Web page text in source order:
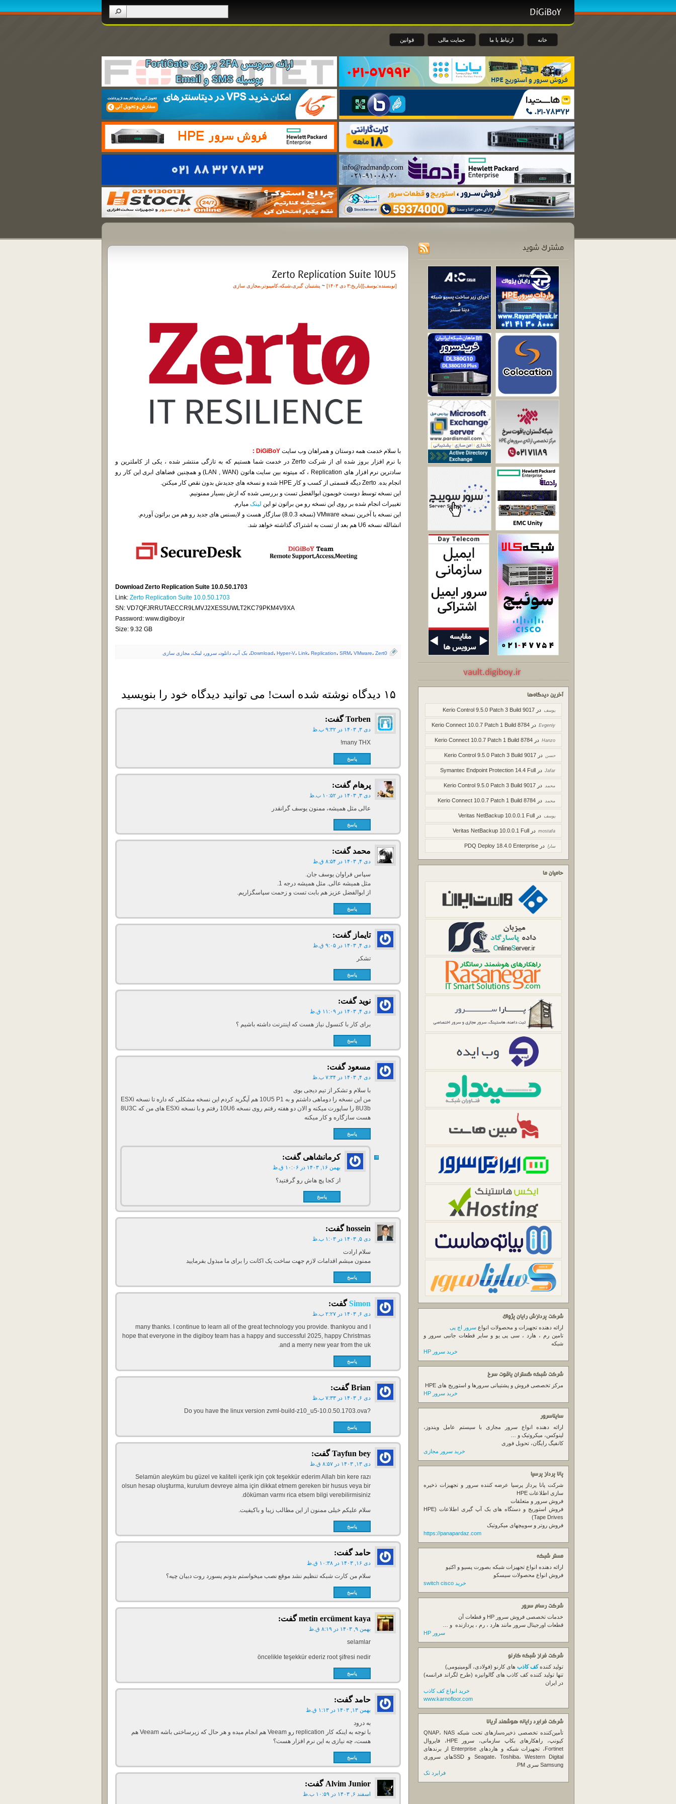
خانه ارتباط با ما حمایت مالی قوانین
آخرین دیدگاه‌ها
یوسف در Kerio Control 9.5.0 Patch 3 Build 9017
Evgeniy در Kerio Connect 10.0.7 Patch 1 Build 8784
Hanzo در Kerio Connect 10.0.7 Patch 1 Build 8784
حسن در Kerio Control 9.5.0 Patch 3 Build 9017
Jafar در Symantec Endpoint Protection 14.4 Full
محمد در Kerio Control 9.5.0 Patch 3 Build 9017
محمد در Kerio Connect 10.0.7 Patch 1 Build 8784
یوسف در Veritas NetBackup 10.0.0.1 Full
mostafa در Veritas NetBackup 10.0.0.1 Full
سارا در PDQ Deploy 18.4.0 Enterprise
حامیان ما
شرکت پردازش رایان پژواک
ارائه دهنده تجهیزات و محصولات انواع سرور اچ پی
تامین رم ، هارد ، سی پی یو و سایر قطعات جانبی سرور و
شبکه
خرید سرور HP
شرکت شبکه گستران یاقوت سرخ
مرکز تخصصی فروش و پشتیبانی سرورها و استوریج های HPE
خرید سرور HP
سایناسرور
ارائه دهنده انواع سرور مجازی با سیستم عامل ویندوز،
لینوکس، میکروتیک و …
کانفیگ رایگان، تحویل فوری
خرید سرور مجازی
پانا پرداز پرسیا
شرکت پانا پرداز پرسیا عرضه کننده سرور و تجهیزات ذخیره
سازی اطلاعات HPE
فروش سرور و متعلقات
فروش استوریج و دستگاه های بک آپ گیری اطلاعات (HPE
Tape Drives)
فروش روتر و سوییچهای میکروتیک
https://panapardaz.com
مستر شبکه
ارائه دهنده انواع تجهیزات شبکه بصورت پسیو و اکتیو
فروش انواع محصولات سیسکو
خرید switch cisco
شرکت رسام سرور
خدمات تخصصی فروش سرور
قطعات اورجینال سرور مانند هارد ، رم ، پردازنده و …
سرور HP
شرکت فراز شبکه کارنو
تولید کنندهکف کاذب های کارنو (فولادی، آلومینیومی)
تنها تولید کننده کف کاذب های گالوانیزه (طرح لگراند فرانسه)
در ایران
خرید انواع کف کاذب
www.karnofloor.com
شرکت فرابرد رایانه هوشمند آریانا
تأمین‌کننده تخصصی ذخیره‌سازهای تحت شبکه QNAP، NAS
کیونپ، راهکارهای بکاپ سازمانی، سرور HPE، فایروال
Fortinet، تجهیزات شبکه و هاردهای Enterprise از برندهای
Seagate، Toshiba، Western Digital و SSDهای سروری
Samsung سری PM.
فرابرد تک
[نویسنده:یوسف][تاريخ:۳ دی ۱۴۰۳] ~ پشتیبان گیری،شبکه،کامپیوتر ،مجازی سازی
با سلام خدمت همه دوستان و همراهان وب سایت DiGiBoY :
با نرم افزار بروز شده ای از شرکت Zerto در خدمت شما هستیم که به تازگی منتشر شده ، یکی از کاملترین و
سادترین نرم افزار های Replication ، که میتونه بین سایت هاتون (LAN , WAN) و همچنین فضاهای ابری این کار رو
انجام بده. Zerto دیگه قسمتی از کسب و کار HPE شده و نسخه های جدیدش بدون نقص کار میکنن.
این نسخه توسط دوست خوبمون ابوالفضل تست و بررسی شده که ازش بسیار ممنونیم.
تغییرات انجام شده بر روی این نسخه رو من براتون تو این لینک میارم.
این نسخه با آخرین نسخه VMware (نسخه 8.0.3) سازگار هست و لایسنس های جدید رو هم من براتون آوردم.
انشالله نسخه U6 هم بعد از تست به اشتراک گذاشته خواهد شد.
Download Zerto Replication Suite 10.0.50.1703
Link: Zerto Replication Suite 10.0.50.1703
SN: VD7QFJRRUTAECCR9LMVJ2XESSUWLT2KC79PKM4V9XA
Password: www.digiboy.ir
Size: 9.32 GB
Download، Hyper-V، Link، Replication، SRM، VMware، Zert0 ، بک آپ، دانلود، سرور ، لینک، مجازی سازی
۱۵ دیدگاه نوشته شده است! می توانید دیدگاه خود را بنویسید
Torben گفت:
دی ۳, ۱۴۰۳ در ۹:۳۲ ب.ظ
many THX!
پاسخ
پرهام گفت:
دی ۳, ۱۴۰۳ در ۱۰:۵۲ ب.ظ
عالی مثل همیشه، ممنون یوسف گرانقدر
پاسخ
محمد گفت:
دی ۴, ۱۴۰۳ در ۸:۵۴ ق.ظ
سپاس فراوان یوسف جان.
مثل همیشه عالی. مثل همیشه درجه 1.
از ابوالفضل عزیز هم بابت تست و زحمت سپاسگزاریم.
پاسخ
تایماز گفت:
دی ۴, ۱۴۰۳ در ۹:۰۵ ق.ظ
تشکر
پاسخ
نوید گفت:
دی ۴, ۱۴۰۳ در ۱۱:۰۹ ق.ظ
برای کار با کنسول نیاز هست که اینترنت داشته باشیم ؟
پاسخ
مسعود گفت:
دی ۴, ۱۴۰۳ در ۷:۳۴ ب.ظ
با سلام و تشکر از تیم دیجی بوی
من این نسخه را دوماهی داشتم و به 10U5 P1 هم آپگرید کردم این نسخه مشکلی که داره تا نسخه ESXi
8U3b را ساپورت میکنه و الان دو هفته رفتم روی نسخه 10U6 رفتم و با نسخه ESXi های من که 8U3C
هست سازگاره و کار میکنه
پاسخ
کرمانشاهی گفت:
بهمن ۱۶, ۱۴۰۳ در ۱۰:۰۶ ق.ظ
از کجا پچ هاش رو گرفتید؟
پاسخ
hossein گفت:
دی ۵, ۱۴۰۳ در ۱:۰۳ ب.ظ
سلام ارادت
ممنون میشم اقدامات لازم جهت ساخت یک اکانت را برای ما مبذول بفرمایید
پاسخ
Simon گفت:
دی ۶, ۱۴۰۳ در ۲:۲۷ ب.ظ
many thanks. I continue to learn all of the great technology you provide. thankyou and I
hope that everyone in the digiboy team has a happy and successful 2025, happy Christmas
and a merry new year from the uk.
پاسخ
Brian گفت:
دی ۶, ۱۴۰۳ در ۷:۳۳ ب.ظ
?Do you have the linux version zvml-build-z10_u5-10.0.50.1703.ova
پاسخ
Tayfun bey گفت:
دی ۱۳, ۱۴۰۳ در ۸:۵۷ ق.ظ
Selamün aleyküm bu güzel ve kaliteli içerik için çok teşekkür ederim Allah bin kere razı
olsun hesap oluşturma, kurulum devreye alma için dikkat etmem gereken bir husus veya bir
döküman varmı rica etsem bilgi verebilirmisiniz.
سلام علیکم خیلی ممنون از این مطالب زیبا و باکیفیت.
پاسخ
حامد گفت:
دی ۱۶, ۱۴۰۳ در ۱۰:۳۸ ق.ظ
سلام من کارت شبکه تنظیم نشد موقع نصب میخواستم بدونم پسورد روت دبیان چیه؟
پاسخ
metin ercüment kaya گفت:
بهمن ۹, ۱۴۰۳ در ۸:۱۹ ق.ظ
selamlar
öncelikle teşekkür ederiz root şifresi nedir
پاسخ
حامد گفت:
بهمن ۱۳, ۱۴۰۳ در ۱:۱۳ ق.ظ
به درود
با توجه به اینکه کار replication رو Veeam هم انجام میده و هر حال که زیرساختی باشه Veeam هم
هست، چه نیازی به این نرم افزار هست؟
پاسخ
Alvim Junior گفت:
اسفند ۶, ۱۴۰۳ در ۱۰:۵۹ ب.ظ